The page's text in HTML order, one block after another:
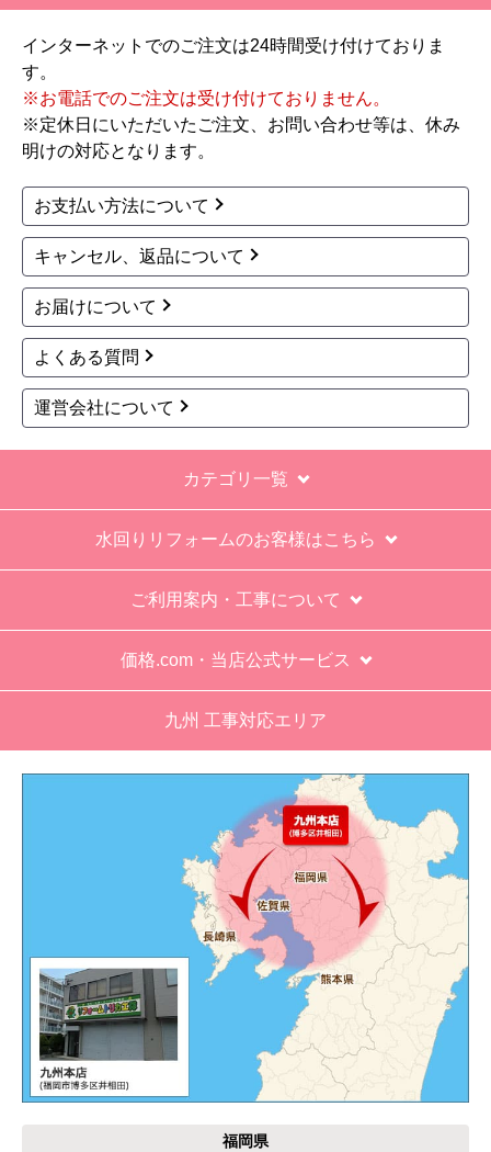
【その他感想・コメント】
１．５点は、少々工事が雑。
過去の業者で一番最低。良かった点は、ただ一
つ、愛想が良かったこと。
なにかも分からない。少々不安である。
工事後は、初期設定や取り扱いの説明もなく、慌
てて引き上げる感じ。
保障期間の説明もHPとは違った。８年保証にして
いるがメーカー保証が３年追加になり１１年と説
明があった。HPにはメーカー保証期間も８年に含
むとなっていたが、どちらが正しいか分からな
が悪かったが室外機の荷揚げを手伝った。もし、
客先が高齢の女性だったらどうしたのか疑問。
エアコン専門の担当べつにもう一人来て欲しかっ
た。
が、登録したメールアドレスではなく、ショート
メールだとは知らず、確認できなかった。
エアコンが２００V対応型だが、同じ２００Vでも
業務用なのでコンセントの形状が違い、途中で工
事業者が買いに行く始末。注文時に形状の確認も
別の部屋もお願いしたいと考えていたが、少々不
akagenoane
欲しい商品をスムーズに注文できましたか？
インターネットでのご注文は24時間受け付けておりま
す。
※お電話でのご注文は受け付けておりません。
※定休日にいただいたご注文、お問い合わせ等は、休み
明けの対応となります。
お支払い方法について
キャンセル、返品について
お届けについて
よくある質問
運営会社について
カテゴリ一覧
水回りリフォームのお客様はこちら
ご利用案内・工事について
価格.com・当店公式サービス
九州 工事対応エリア
福岡県